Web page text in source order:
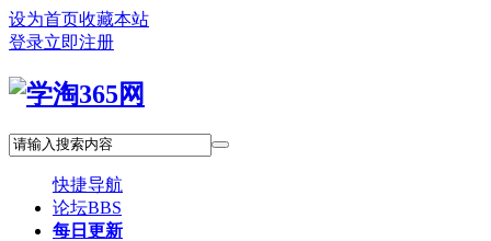
设为首页收藏本站
登录立即注册
快捷导航
论坛BBS
每日更新